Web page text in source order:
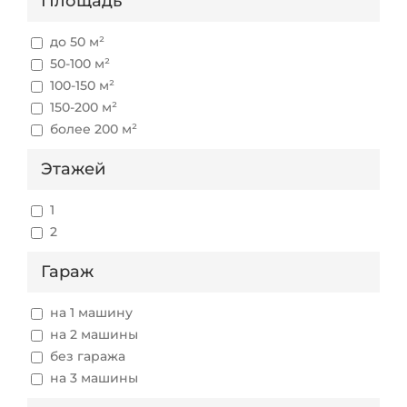
до 50 м²
50-100 м²
100-150 м²
150-200 м²
более 200 м²
Этажей
1
2
Гараж
на 1 машину
на 2 машины
без гаража
на 3 машины